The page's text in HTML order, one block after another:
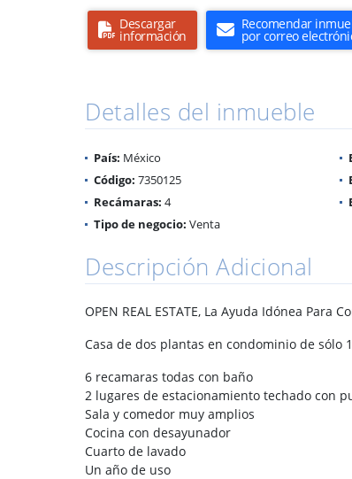
Descargar
información
Recomendar
por correo
Detalles del inmueble
País: México
Código: 7350125
Recámaras: 4
Tipo de negocio: Venta
Descripción Adicional
OPEN REAL ESTATE, La Ayuda Idónea Para
Casa de dos plantas en condominio de sólo
6 recamaras todas con baño
2 lugares de estacionamiento techado con
Sala y comedor muy amplios
Cocina con desayunador
Cuarto de lavado
Un año de uso